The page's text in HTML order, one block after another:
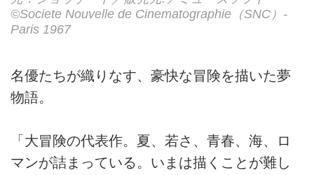
©Societe Nouvelle de Cinematographie（SNC）-
Paris 1967
名優たちが織りなす、豪快な冒険を描いた夢
物語。
「大冒険の代表作。夏、若さ、青春、海、ロ
マンが詰まっている。いまは描くことが難し